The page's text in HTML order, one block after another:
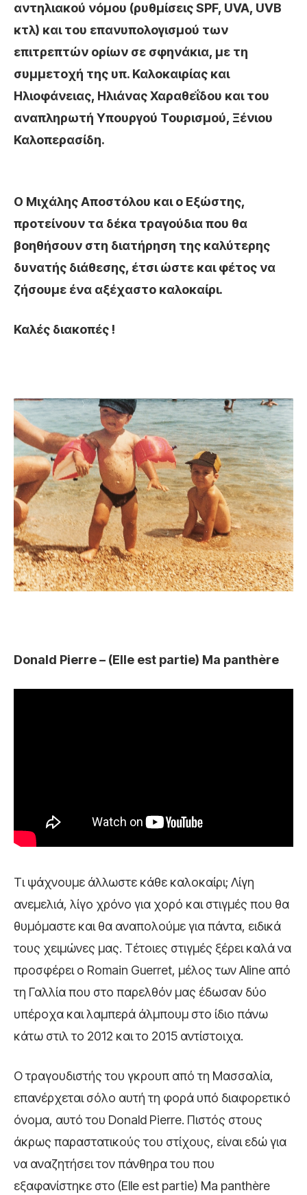
αντηλιακού νόμου (ρυθμίσεις SPF, UVA, UVB
κτλ) και του επανυπολογισμού των
επιτρεπτών ορίων σε σφηνάκια, με τη
συμμετοχή της υπ. Καλοκαιρίας και
Ηλιοφάνειας, Ηλιάνας Χαραθεΐδου και του
αναπληρωτή Υπουργού Τουρισμού, Ξένιου
Καλοπερασίδη.
Ο Μιχάλης Αποστόλου και ο Εξώστης,
προτείνουν τα δέκα τραγούδια που θα
βοηθήσουν στη διατήρηση της καλύτερης
δυνατής διάθεσης, έτσι ώστε και φέτος να
ζήσουμε ένα αξέχαστο καλοκαίρι.
Καλές διακοπές !
Donald Pierre – (Elle est partie) Ma panthère
Τι ψάχνουμε άλλωστε κάθε καλοκαίρι; Λίγη
ανεμελιά, λίγο χρόνο για χορό και στιγμές που θα
θυμόμαστε και θα αναπολούμε για πάντα, ειδικά
τους χειμώνες μας. Τέτοιες στιγμές ξέρει καλά να
προσφέρει ο Romain Guerret, μέλος των Aline από
τη Γαλλία που στο παρελθόν μας έδωσαν δύο
υπέροχα και λαμπερά άλμπουμ στο ίδιο πάνω
κάτω στιλ το 2012 και το 2015 αντίστοιχα.
Ο τραγουδιστής του γκρουπ από τη Μασσαλία,
επανέρχεται σόλο αυτή τη φορά υπό διαφορετικό
όνομα, αυτό του Donald Pierre. Πιστός στους
άκρως παραστατικούς του στίχους, είναι εδώ για
να αναζητήσει τον πάνθηρα του που
εξαφανίστηκε στο (Elle est partie) Ma panthère